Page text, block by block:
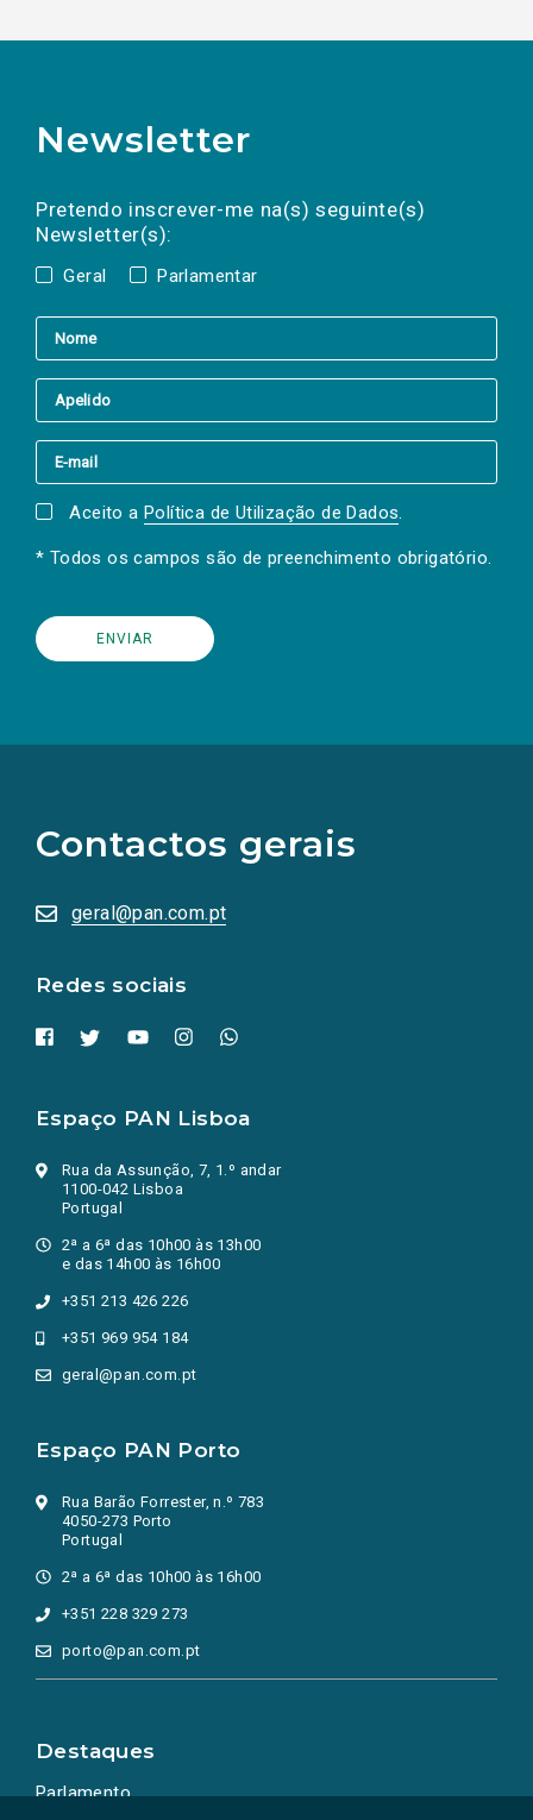
Newsletter
Pretendo inscrever-me na(s) seguinte(s)
Newsletter(s):
Geral Parlamentar
a(s) newsletter(s).
mail
Aceito a Política de Utilização de Dados.
* Todos os campos são de preenchimento obrigatório.
Contactos gerais
geral@pan.com.pt
Redes sociais
redes
sociais
numa
nova
Espaço PAN Lisboa
Rua da Assunção, 7, 1.º andar
1100-042 Lisboa
Portugal
2ª a 6ª das 10h00 às 13h00
e das 14h00 às 16h00
+351 213 426 226
+351 969 954 184
geral@pan.com.pt
Espaço PAN Porto
Rua Barão Forrester, n.º 783
4050-273 Porto
Portugal
2ª a 6ª das 10h00 às 16h00
+351 228 329 273
porto@pan.com.pt
Destaques
Parlamento